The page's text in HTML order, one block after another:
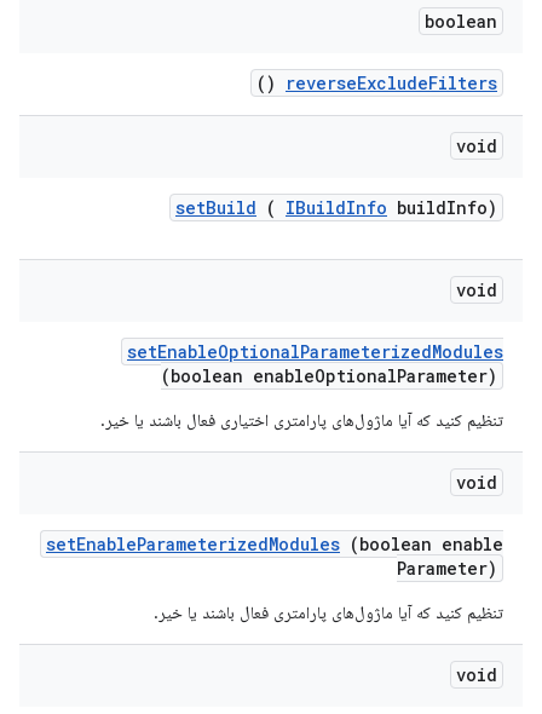
boolean
reverseExcludeFilters
()
void
setBuild ( IBuildInfo buildInfo)
void
setEnableOptionalParameterizedModules
(boolean enableOptionalParameter)
تنظیم کنید که آیا ماژول‌های پارامتری اختیاری فعال باشند یا خیر.
void
setEnableParameterizedModules (boolean enable
Parameter)
تنظیم کنید که آیا ماژول‌های پارامتری فعال باشند یا خیر.
void